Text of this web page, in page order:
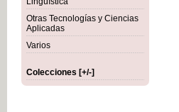
Otras Tecnologías y Ciencias
Aplicadas
Varios
Colecciones [+/-]